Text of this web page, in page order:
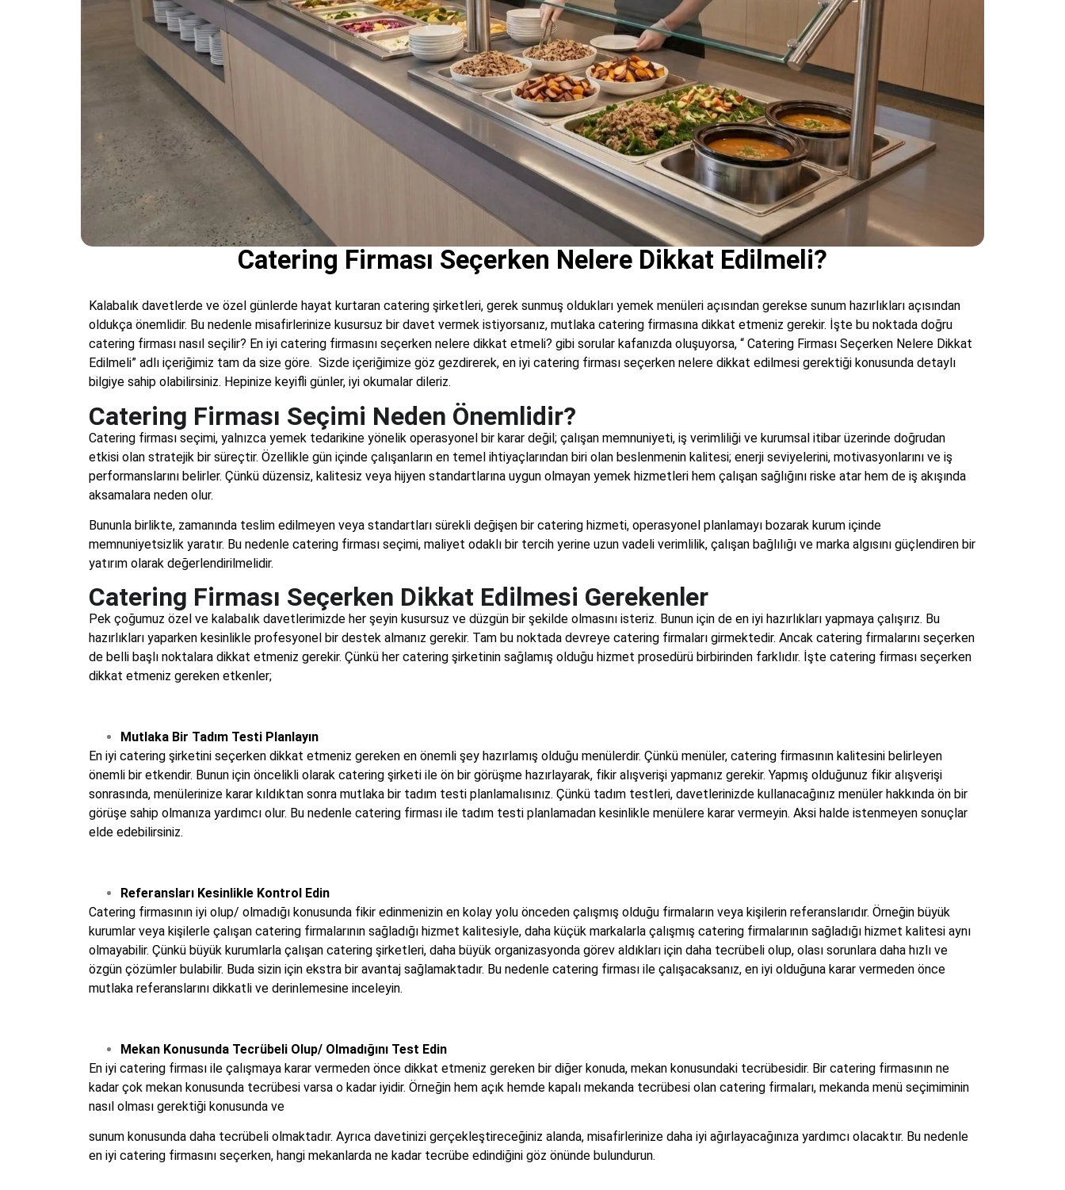
Catering Firması Seçerken Nelere Dikkat Edilmeli?
Kalabalık davetlerde ve özel günlerde hayat kurtaran catering şirketleri, gerek sunmuş oldukları yemek menüleri açısından gerekse sunum hazırlıkları açısından
oldukça önemlidir. Bu nedenle misafirlerinize kusursuz bir davet vermek istiyorsanız, mutlaka catering firmasına dikkat etmeniz gerekir. İşte bu noktada doğru
catering firması nasıl seçilir? En iyi catering firmasını seçerken nelere dikkat etmeli? gibi sorular kafanızda oluşuyorsa, “ Catering Firması Seçerken Nelere Dikkat
Edilmeli” adlı içeriğimiz tam da size göre. Sizde içeriğimize göz gezdirerek, en iyi catering firması seçerken nelere dikkat edilmesi gerektiği konusunda detaylı
bilgiye sahip olabilirsiniz. Hepinize keyifli günler, iyi okumalar dileriz.
Catering Firması Seçimi Neden Önemlidir?
Catering firması seçimi, yalnızca yemek tedarikine yönelik operasyonel bir karar değil; çalışan memnuniyeti, iş verimliliği ve kurumsal itibar üzerinde doğrudan
etkisi olan stratejik bir süreçtir. Özellikle gün içinde çalışanların en temel ihtiyaçlarından biri olan beslenmenin kalitesi; enerji seviyelerini, motivasyonlarını ve iş
performanslarını belirler. Çünkü düzensiz, kalitesiz veya hijyen standartlarına uygun olmayan yemek hizmetleri hem çalışan sağlığını riske atar hem de iş akışında
aksamalara neden olur.
Bununla birlikte, zamanında teslim edilmeyen veya standartları sürekli değişen bir catering hizmeti, operasyonel planlamayı bozarak kurum içinde
memnuniyetsizlik yaratır. Bu nedenle catering firması seçimi, maliyet odaklı bir tercih yerine uzun vadeli verimlilik, çalışan bağlılığı ve marka algısını güçlendiren bir
yatırım olarak değerlendirilmelidir.
Catering Firması Seçerken Dikkat Edilmesi Gerekenler
Pek çoğumuz özel ve kalabalık davetlerimizde her şeyin kusursuz ve düzgün bir şekilde olmasını isteriz. Bunun için de en iyi hazırlıkları yapmaya çalışırız. Bu
hazırlıkları yaparken kesinlikle profesyonel bir destek almanız gerekir. Tam bu noktada devreye catering firmaları girmektedir. Ancak catering firmalarını seçerken
de belli başlı noktalara dikkat etmeniz gerekir. Çünkü her catering şirketinin sağlamış olduğu hizmet prosedürü birbirinden farklıdır. İşte catering firması seçerken
dikkat etmeniz gereken etkenler;
Mutlaka Bir Tadım Testi Planlayın
En iyi catering şirketini seçerken dikkat etmeniz gereken en önemli şey hazırlamış olduğu menülerdir. Çünkü menüler, catering firmasının kalitesini belirleyen
önemli bir etkendir. Bunun için öncelikli olarak catering şirketi ile ön bir görüşme hazırlayarak, fikir alışverişi yapmanız gerekir. Yapmış olduğunuz fikir alışverişi
sonrasında, menülerinize karar kıldıktan sonra mutlaka bir tadım testi planlamalısınız. Çünkü tadım testleri, davetlerinizde kullanacağınız menüler hakkında ön bir
görüşe sahip olmanıza yardımcı olur. Bu nedenle catering firması ile tadım testi planlamadan kesinlikle menülere karar vermeyin. Aksi halde istenmeyen sonuçlar
elde edebilirsiniz.
Referansları Kesinlikle Kontrol Edin
Catering firmasının iyi olup/ olmadığı konusunda fikir edinmenizin en kolay yolu önceden çalışmış olduğu firmaların veya kişilerin referanslarıdır. Örneğin büyük
kurumlar veya kişilerle çalışan catering firmalarının sağladığı hizmet kalitesiyle, daha küçük markalarla çalışmış catering firmalarının sağladığı hizmet kalitesi aynı
olmayabilir. Çünkü büyük kurumlarla çalışan catering şirketleri, daha büyük organizasyonda görev aldıkları için daha tecrübeli olup, olası sorunlara daha hızlı ve
özgün çözümler bulabilir. Buda sizin için ekstra bir avantaj sağlamaktadır. Bu nedenle catering firması ile çalışacaksanız, en iyi olduğuna karar vermeden önce
mutlaka referanslarını dikkatli ve derinlemesine inceleyin.
Mekan Konusunda Tecrübeli Olup/ Olmadığını Test Edin
En iyi catering firması ile çalışmaya karar vermeden önce dikkat etmeniz gereken bir diğer konuda, mekan konusundaki tecrübesidir. Bir catering firmasının ne
kadar çok mekan konusunda tecrübesi varsa o kadar iyidir. Örneğin hem açık hemde kapalı mekanda tecrübesi olan catering firmaları, mekanda menü seçimiminin
nasıl olması gerektiği konusunda ve
sunum konusunda daha tecrübeli olmaktadır. Ayrıca davetinizi gerçekleştireceğiniz alanda, misafirlerinize daha iyi ağırlayacağınıza yardımcı olacaktır. Bu nedenle
en iyi catering firmasını seçerken, hangi mekanlarda ne kadar tecrübe edindiğini göz önünde bulundurun.